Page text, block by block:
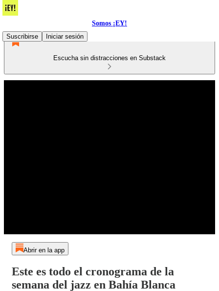
Somos ¡EY!
Suscribirse
Iniciar sesión
Escucha sin distracciones en Substack
Abrir en la app
Este es todo el cronograma de la
semana del jazz en Bahía Blanca